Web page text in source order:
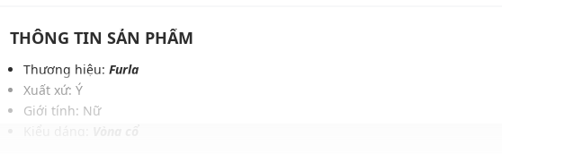
THÔNG TIN SẢN PHẨM
Thương hiệu: Furla
Xuất xứ: Ý
Giới tính: Nữ